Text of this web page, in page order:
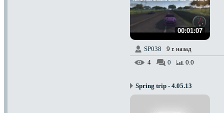
00:01:07
SP038
9 г. назад
4
0 0.0
Spring trip - 4.05.13